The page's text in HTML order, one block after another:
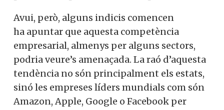
Avui, però, alguns indicis comencen
ha apuntar que aquesta competència
empresarial, almenys per alguns sectors,
podria veure’s amenaçada. La raó d’aquesta
tendència no són principalment els estats,
sinó les empreses líders mundials com són
Amazon, Apple, Google o Facebook per